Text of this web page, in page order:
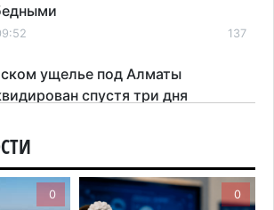
137
ущелье под Алматы
спустя три дня
фото тигра возле села
области
180
0 0